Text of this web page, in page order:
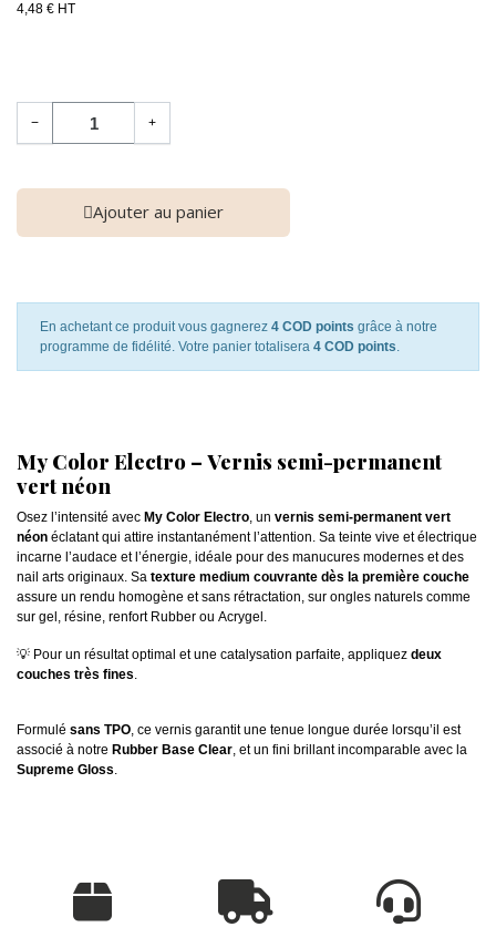
4,48 € HT
− +
Ajouter au panier
En achetant ce produit vous gagnerez 4 COD points grâce à notre
programme de fidélité. Votre panier totalisera 4 COD points.
My Color Electro – Vernis semi-permanent
vert néon
Osez l’intensité avec My Color Electro, un vernis semi-permanent vert
néon éclatant qui attire instantanément l’attention. Sa teinte vive et électrique
incarne l’audace et l’énergie, idéale pour des manucures modernes et des
nail arts originaux. Sa texture medium couvrante dès la première couche
assure un rendu homogène et sans rétractation, sur ongles naturels comme
sur gel, résine, renfort Rubber ou Acrygel.
💡 Pour un résultat optimal et une catalysation parfaite, appliquez deux
couches très fines.
Formulé sans TPO, ce vernis garantit une tenue longue durée lorsqu’il est
associé à notre Rubber Base Clear, et un fini brillant incomparable avec la
Supreme Gloss.